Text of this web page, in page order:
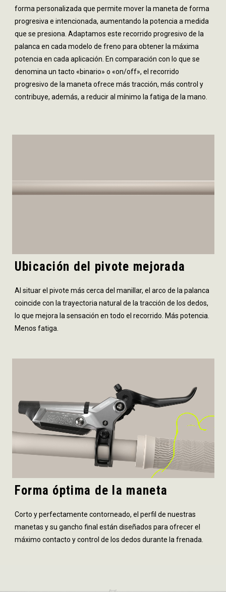
forma personalizada que permite mover la maneta de forma
progresiva e intencionada, aumentando la potencia a medida
que se presiona. Adaptamos este recorrido progresivo de la
palanca en cada modelo de freno para obtener la máxima
potencia en cada aplicación. En comparación con lo que se
denomina un tacto «binario» o «on/off», el recorrido
progresivo de la maneta ofrece más tracción, más control y
contribuye, además, a reducir al mínimo la fatiga de la mano.
Ubicación del pivote mejorada
Al situar el pivote más cerca del manillar, el arco de la palanca
coincide con la trayectoria natural de la tracción de los dedos,
lo que mejora la sensación en todo el recorrido. Más potencia.
Menos fatiga.
Forma óptima de la maneta
Corto y perfectamente contorneado, el perfil de nuestras
manetas y su gancho final están diseñados para ofrecer el
máximo contacto y control de los dedos durante la frenada.